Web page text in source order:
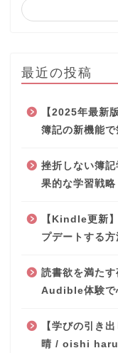
最近の投稿
【2025年最新
簿記の新機能で
挫折しない簿
果的な学習戦略
【Kindle更新
プデートする方
読書欲を満た
Audible体験で
【学びの引き
晴 / oishi haru